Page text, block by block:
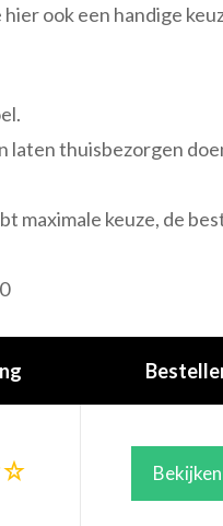
ook een handige
laten thuisbezorgen
maximale keuze, de
Bekijken